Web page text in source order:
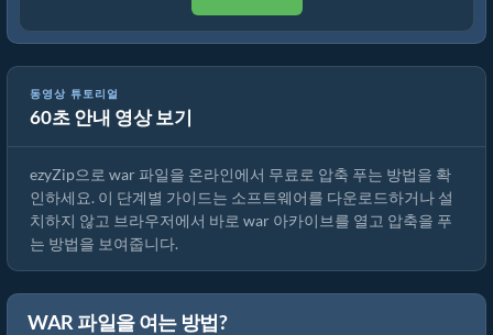
동영상 튜토리얼
60초 안내 영상 보기
ezyZip으로 war 파일을 온라인에서 압축 푸는 방법 (무료, 설치 불필
ezyZip으로 war 파일을 온라인에서 무료로 압축 푸는 방법을 확
인하세요. 이 단계별 가이드는 소프트웨어를 다운로드하거나 설
치하지 않고 브라우저에서 바로 war 아카이브를 열고 압축을 푸
는 방법을 보여줍니다.
WAR 파일을 여는 방법?